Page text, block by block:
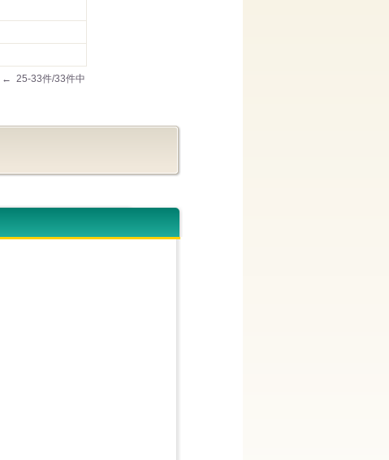
← 25-33件/33件中